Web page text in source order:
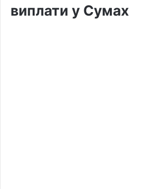
виплати у Сумах